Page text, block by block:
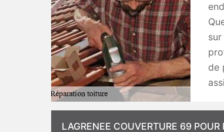
de
LAGRENEE COUVERTURE 69 POUR